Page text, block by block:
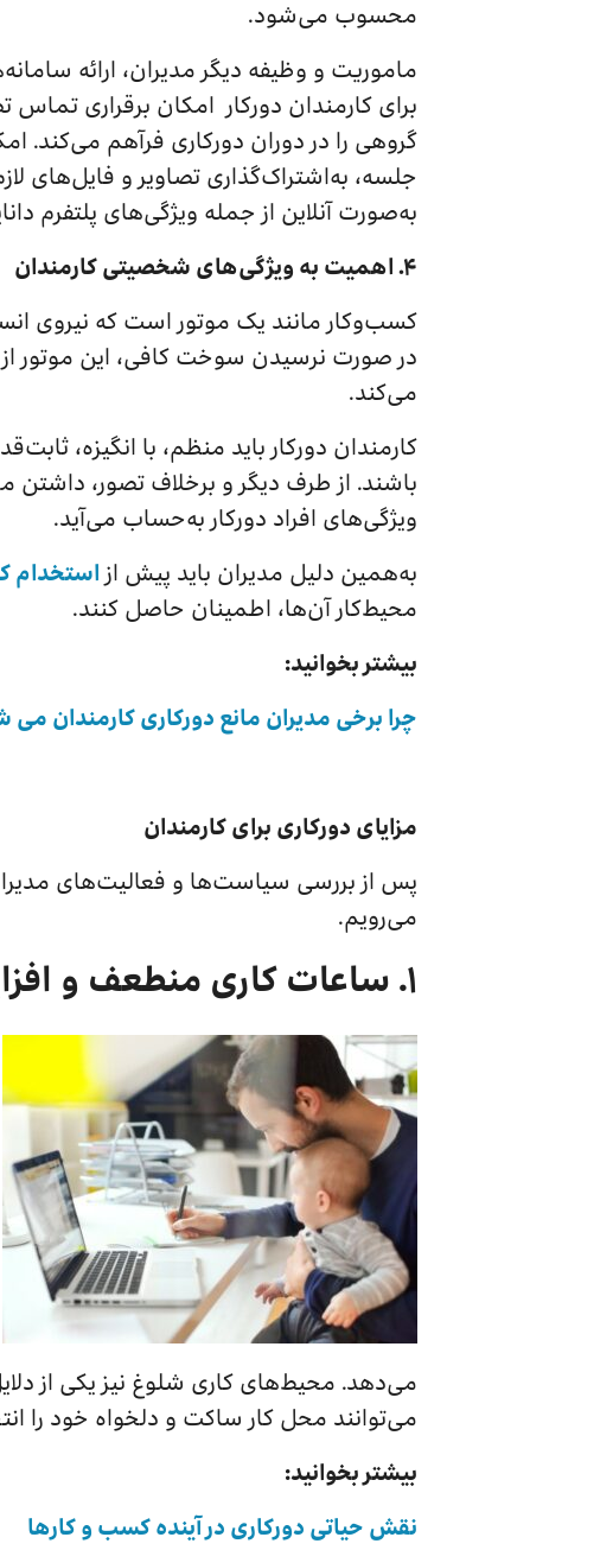
محسوب می‌شود.
ماموریت و وظیفه دیگر مدیران، ارائه
برای کارمندان دورکار امکان برقراری
گروهی را در دوران دورکاری فرآهم می‌کند.
جلسه، به‌اشتراک‌گذاری تصاویر و فایل‌های
به‌صورت آنلاین از جمله ویژگی‌های پلتفرم
۴. اهمیت به ویژگی‌های شخصیتی ‌کارمندان
کسب‌وکار مانند یک موتور است که نیروی
در صورت نرسیدن سوخت کافی، این موتور
می‌کند.
کارمندان دورکار باید منظم، با انگیزه،
باشند. از طرف دیگر و برخلاف تصور،
ویژگی‌های افراد دورکار به‌حساب می‌آید.
به‌همین دلیل مدیران باید پیش از استخدام
محیط‌کار آن‌ها، اطمینان حاصل کنند.
بیشتر بخوانید:
چرا برخی مدیران مانع دورکاری کارمندان می
مزایای دورکاری برای کارمندان
پس از بررسی سیاست‌ها و فعالیت‌های مدیران
می‌رویم.
۱. ساعات کاری منطعف و افزایش بهره‌وری
می‌دهد. محیط‌های کاری شلوغ نیز یکی از
می‌توانند محل کار ساکت و دلخواه خود را
بیشتر بخوانید:
نقش حیاتی دورکاری در آینده کسب و کارها